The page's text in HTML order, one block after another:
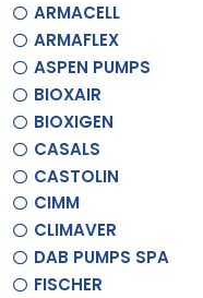
ARMACELL
ARMAFLEX
ASPEN PUMPS
BIOXAIR
BIOXIGEN
CASALS
CASTOLIN
CIMM
CLIMAVER
DAB PUMPS SPA
FISCHER